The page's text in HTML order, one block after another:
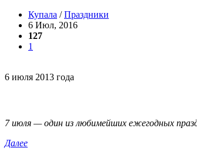
Купала /Праздники
6 Июл, 2016
127
1
6 июля 2013 года
7 июля — один из любимейших ежегодных
Далее